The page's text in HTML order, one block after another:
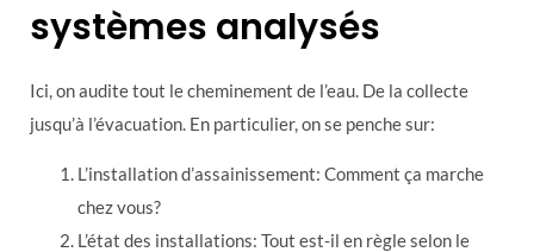
systèmes analysés
Ici, on audite tout le cheminement de l’eau. De la collecte
jusqu’à l’évacuation. En particulier, on se penche sur:
L’installation d’assainissement: Comment ça marche
chez vous?
L’état des installations: Tout est-il en règle selon le